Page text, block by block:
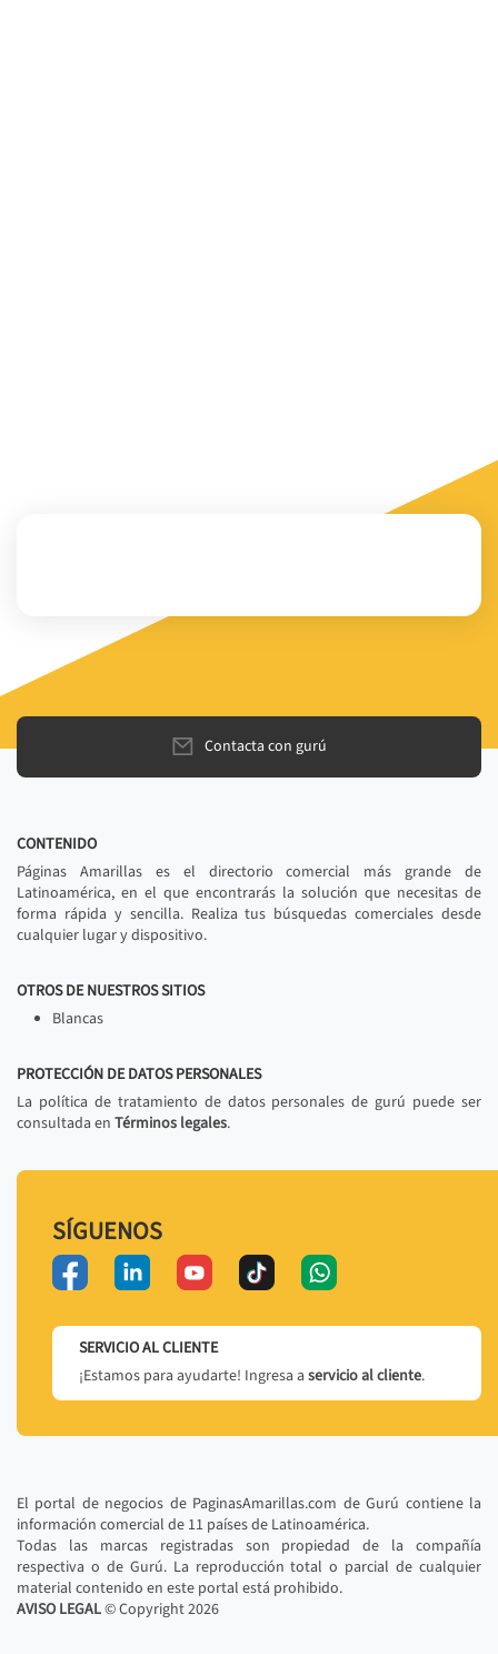
Contacta con gurú
CONTENIDO
Páginas Amarillas es el directorio comercial más grande de
Latinoamérica, en el que encontrarás la solución que necesitas de
forma rápida y sencilla. Realiza tus búsquedas comerciales desde
cualquier lugar y dispositivo.
OTROS DE NUESTROS SITIOS
Blancas
PROTECCIÓN DE DATOS PERSONALES
La política de tratamiento de datos personales de gurú puede ser
consultada en Términos legales.
SÍGUENOS
SERVICIO AL CLIENTE
¡Estamos para ayudarte! Ingresa a servicio al cliente.
El portal de negocios de PaginasAmarillas.com de Gurú contiene la
información comercial de 11 países de Latinoamérica.
Todas las marcas registradas son propiedad de la compañía
respectiva o de Gurú. La reproducción total o parcial de cualquier
material contenido en este portal está prohibido.
AVISO LEGAL© Copyright2026